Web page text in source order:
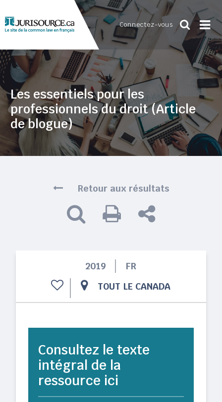
Connectez-vous
Les essentiels pour les
professionnels du droit (Article
de blogue)
Retour aux résultats
2019
FR
TOUT LE CANADA
Consultez le texte
intégral de la
ressource ici